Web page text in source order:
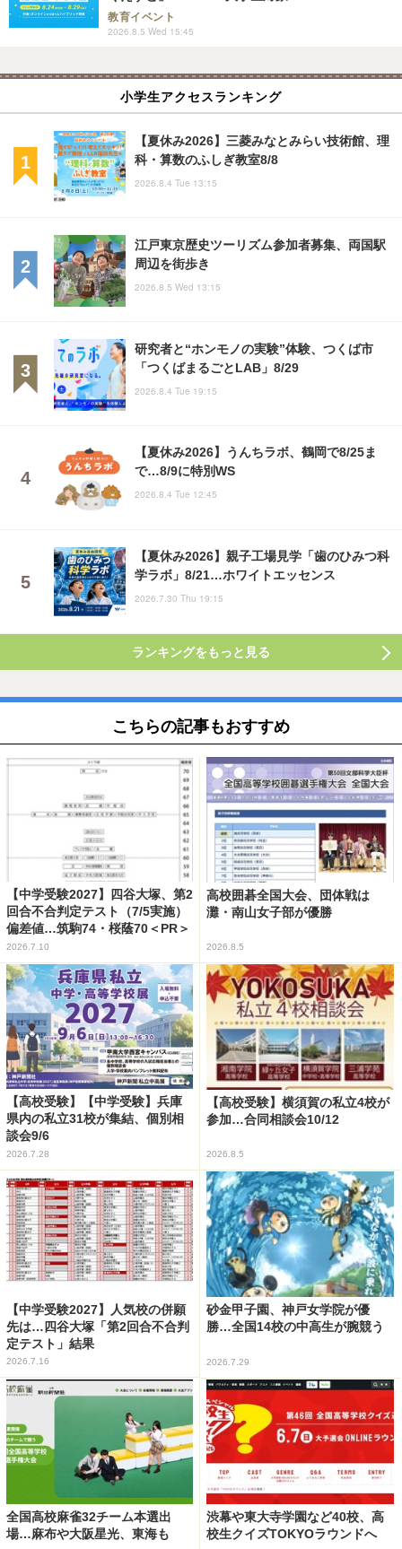
教育イベント
2026.8.5 Wed 15:45
小学生アクセスランキング
【夏休み2026】三菱みなとみらい技術館、理
科・算数のふしぎ教室8/8
2026.8.4 Tue 13:15
江戸東京歴史ツーリズム参加者募集、両国駅
周辺を街歩き
2026.8.5 Wed 13:15
研究者と“ホンモノの実験”体験、つくば市
「つくばまるごとLAB」8/29
2026.8.4 Tue 19:15
【夏休み2026】うんちラボ、鶴岡で8/25ま
で…8/9に特別WS
2026.8.4 Tue 12:45
【夏休み2026】親子工場見学「歯のひみつ科
学ラボ」8/21…ホワイトエッセンス
2026.7.30 Thu 19:15
ランキングをもっと見る
こちらの記事もおすすめ
【中学受験2027】四谷大塚、第2
回合不合判定テスト（7/5実施）
偏差値…筑駒74・桜蔭70＜PR＞
2026.7.10
高校囲碁全国大会、団体戦は
灘・南山女子部が優勝
2026.8.5
【高校受験】【中学受験】兵庫
県内の私立31校が集結、個別相
談会9/6
2026.7.28
【高校受験】横須賀の私立4校が
参加…合同相談会10/12
2026.8.5
【中学受験2027】人気校の併願
先は…四谷大塚「第2回合不合判
定テスト」結果
2026.7.16
砂金甲子園、神戸女学院が優
勝…全国14校の中高生が腕競う
2026.7.29
全国高校麻雀32チーム本選出
場…麻布や大阪星光、東海も
渋幕や東大寺学園など40校、高
校生クイズTOKYOラウンドへ